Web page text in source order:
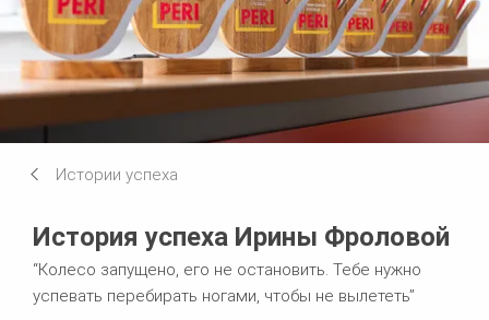
Истории успеха
История успеха Ирины Фроловой
“Колесо запущено, его не остановить. Тебе нужно
успевать перебирать ногами, чтобы не вылететь”
Аудитория
Строительство
Сбросить фильтр